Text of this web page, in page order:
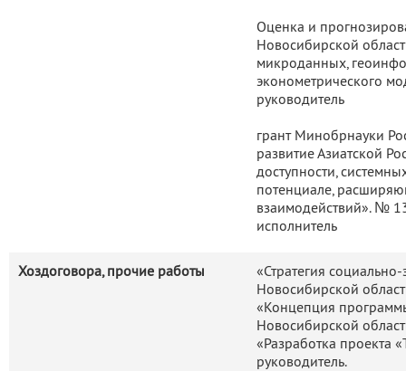
Оценка и
Новосибирской
микроданных,
эконометрического
руководитель
грант Минобрнауки
развитие Азиатской
доступности,
потенциале,
взаимодействий». №
исполнитель
Хоздоговора, прочие работы
«Стратегия
Новосибирской
«Концепция
Новосибирской
«Разработка проекта
руководитель.